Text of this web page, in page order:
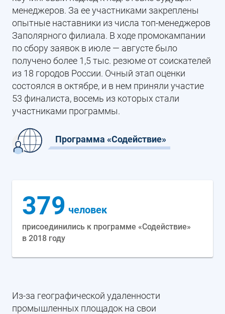
менеджеров. За ее участниками закреплены
опытные наставники из числа топ-менеджеров
Заполярного филиала. В ходе промокампании
по сбору заявок в июле — августе было
получено более 1,5 тыс. резюме от соискателей
из 18 городов России. Очный этап оценки
состоялся в октябре, и в нем приняли участие
53 финалиста, восемь из которых стали
участниками программы.
Программа «Содействие»
379 человек
присоединились к программе «Содействие»
в 2018 году
Из-за географической удаленности
промышленных площадок на свои